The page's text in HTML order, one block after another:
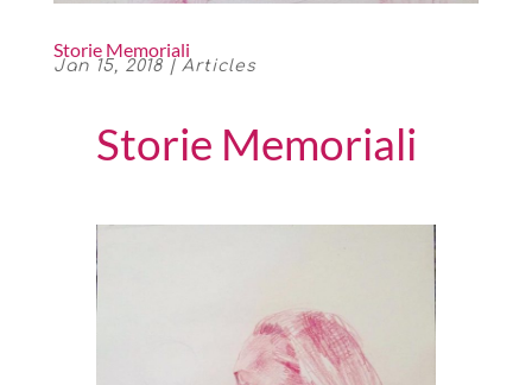
Storie Memoriali
Jan 15, 2018| Articles
Storie Memoriali